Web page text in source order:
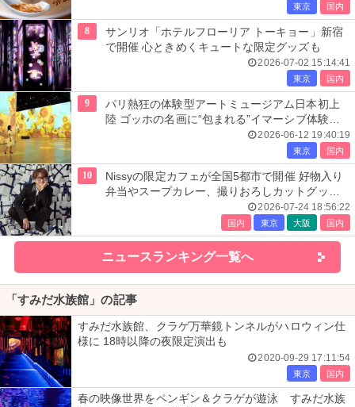
東京 国内
8
サンリオ「ホテルフローリア トーキョー」新宿
で開催 心ときめくキュートな限定グッズも
2026-07-02 15:14:41
東京 国内
9
パリ熱狂の体験型アートミュージアム日本初上
陸 ゴッホの名画に“包まれる”イマーシブ体験＜
レーヴ・デ・リュミエール＞
2026-06-12 19:40:19
東京 国内
10
Nissyの限定カフェが全国5都市で開催 好物入り
弁当やスープカレー、撮りおろしカットグッズ
2026-07-24 18:56:22
国内 東京 大阪 国内
ニュースランキング一覧へ
「すみだ水族館」の記事
すみだ水族館、クラゲ万華鏡トンネルがハロウィン仕
様に 18時以降の夜限定演出も
2020-09-29 17:11:54
東京 国内
春の映像世界をペンギン＆クラゲが遊泳 すみだ水族